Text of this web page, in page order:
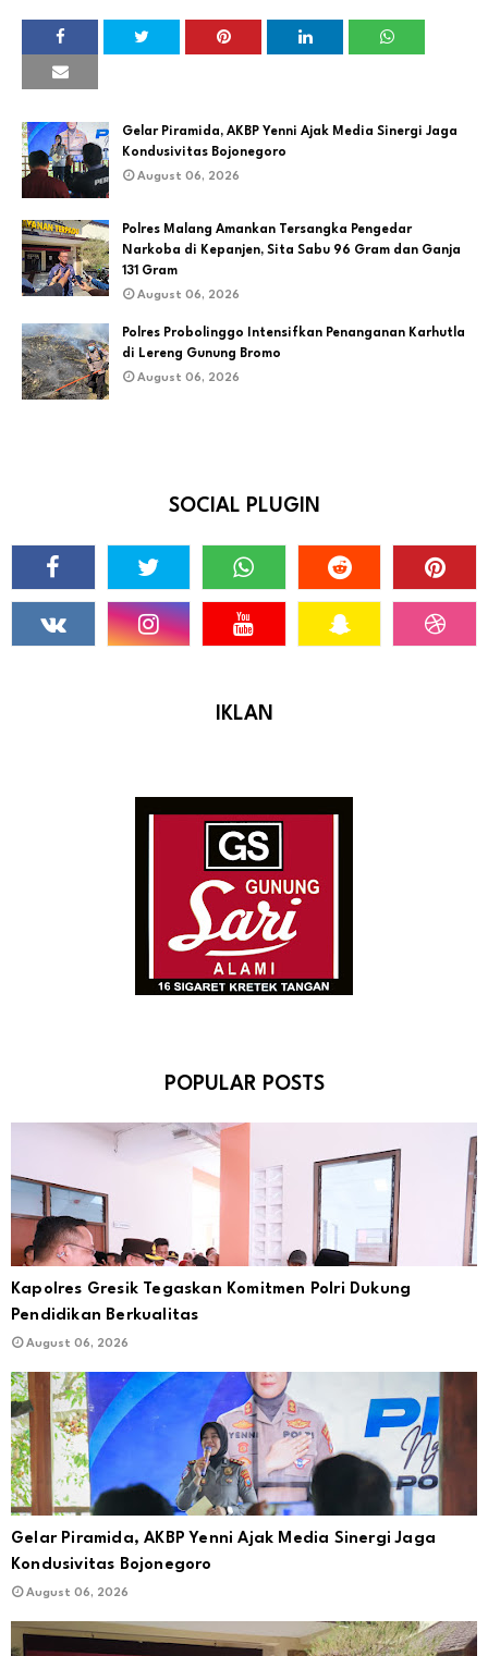
Gelar Piramida, AKBP Yenni Ajak Media Sinergi Jaga
Kondusivitas Bojonegoro
August 06, 2026
Polres Malang Amankan Tersangka Pengedar
Narkoba di Kepanjen, Sita Sabu 96 Gram dan Ganja
131 Gram
August 06, 2026
Polres Probolinggo Intensifkan Penanganan Karhutla
di Lereng Gunung Bromo
August 06, 2026
SOCIAL PLUGIN
IKLAN
POPULAR POSTS
Kapolres Gresik Tegaskan Komitmen Polri Dukung
Pendidikan Berkualitas
August 06, 2026
Gelar Piramida, AKBP Yenni Ajak Media Sinergi Jaga
Kondusivitas Bojonegoro
August 06, 2026